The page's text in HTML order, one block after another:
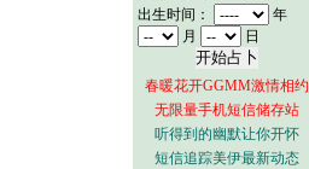
出生时间：
年
月
日
春暖花开GGMM激情相约
无限量手机短信储存站
听得到的幽默让你开怀
短信追踪美伊最新动态